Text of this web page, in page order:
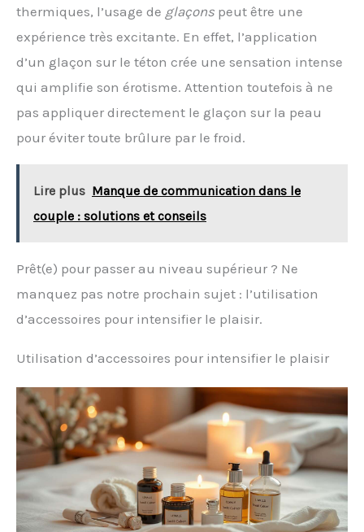
flacon de 100 ml est fabriqué en France dans un
laboratoire cosmétique, selon des normes de qualité
et de sécurité strictes. Une fabrication française
Conçue pour le massage sensuel en couple, elle
transforme vos moments à deux en jeux complices :
gourmandise. Votre intimité sucrée, à fleur de peau.
thermiques, l’usage de glaçons peut être une
expérience très excitante. En effet, l’application
d’un glaçon sur le téton crée une sensation intense
qui amplifie son érotisme. Attention toutefois à ne
pas appliquer directement le glaçon sur la peau
pour éviter toute brûlure par le froid.
Lire plus Manque de communication dans le
couple : solutions et conseils
Prêt(e) pour passer au niveau supérieur ? Ne
manquez pas notre prochain sujet : l’utilisation
d’accessoires pour intensifier le plaisir.
Utilisation d’accessoires pour intensifier le plaisir